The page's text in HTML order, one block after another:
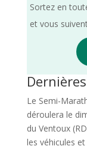
Sortez en
et vous
Le Semi-
déroulera le
du Ventoux
les véhicules